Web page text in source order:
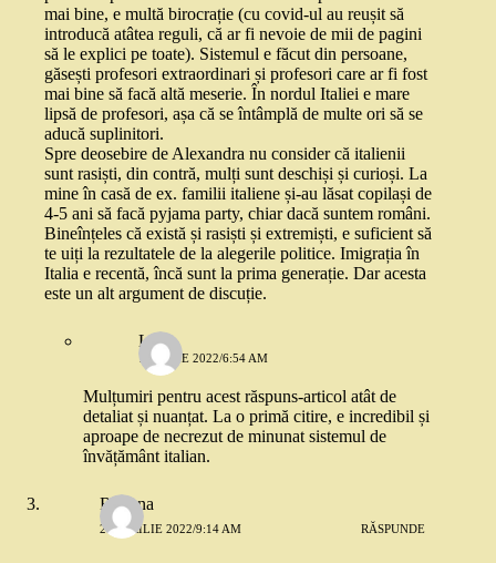
mai bine, e multă birocrație (cu covid-ul au reușit să
introducă atâtea reguli, că ar fi nevoie de mii de pagini
să le explici pe toate). Sistemul e făcut din persoane,
găsești profesori extraordinari și profesori care ar fi fost
mai bine să facă altă meserie. În nordul Italiei e mare
lipsă de profesori, așa că se întâmplă de multe ori să se
aducă suplinitori.
Spre deosebire de Alexandra nu consider că italienii
sunt rasiști, din contră, mulți sunt deschiși și curioși. La
mine în casă de ex. familii italiene și-au lăsat copilași de
4-5 ani să facă pyjama party, chiar dacă suntem români.
Bineînțeles că există și rasiști și extremiști, e suficient să
te uiți la rezultatele de la alegerile politice. Imigrația în
Italia e recentă, încă sunt la prima generație. Dar acesta
este un alt argument de discuție.
Lena
11 IUNIE 2022/6:54 AM
Mulțumiri pentru acest răspuns-articol atât de
detaliat și nuanțat. La o primă citire, e incredibil și
aproape de necrezut de minunat sistemul de
învățământ italian.
Roxana
26 APRILIE 2022/9:14 AM RĂSPUNDE